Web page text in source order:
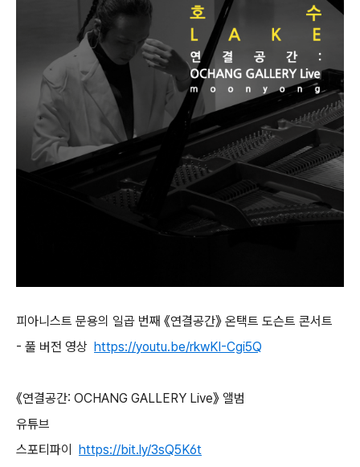
피아니스트 문용의 일곱 번째 《연결공간》 온택트 도슨트 콘서트
- 풀 버전 영상 https://youtu.be/rkwKI-Cgi5Q
《연결공간: OCHANG GALLERY Live》 앨범
유튜브
스포티파이 https://bit.ly/3sQ5K6t